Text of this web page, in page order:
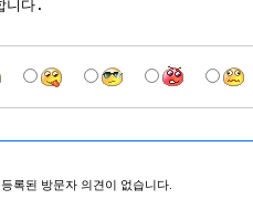
등록된 방문자 의견이 없습니다.